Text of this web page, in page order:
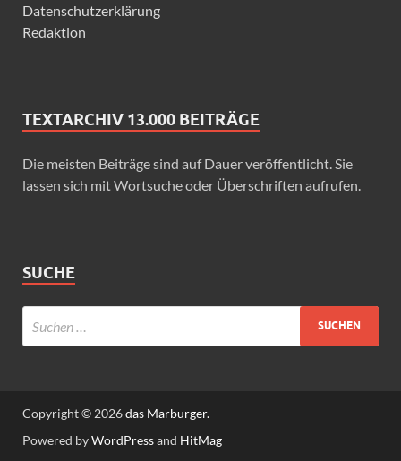
Datenschutzerklärung
Redaktion
TEXTARCHIV 13.000 BEITRÄGE
Die meisten Beiträge sind auf Dauer veröffentlicht. Sie
lassen sich mit Wortsuche oder Überschriften aufrufen.
SUCHE
Copyright © 2026das Marburger.
Powered byWordPressand HitMag